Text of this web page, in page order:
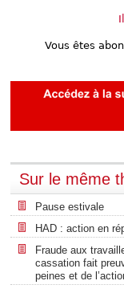
Vous êtes
Sur le même
Pause estivale
HAD : action en
Fraude aux
cassation fait
peines et de